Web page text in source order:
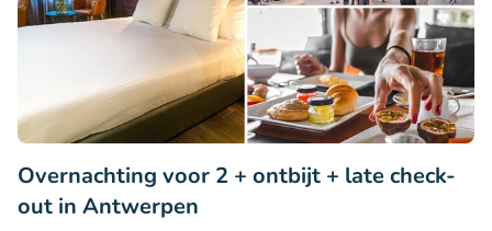
Overnachting voor 2 + ontbijt + late check-
out in Antwerpen